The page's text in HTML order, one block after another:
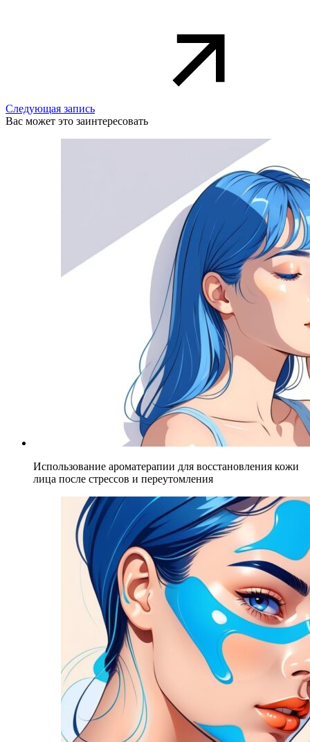
Следующая запись
Вас может это заинтересовать
Использование ароматерапии для восстановления кожи
лица после стрессов и переутомления